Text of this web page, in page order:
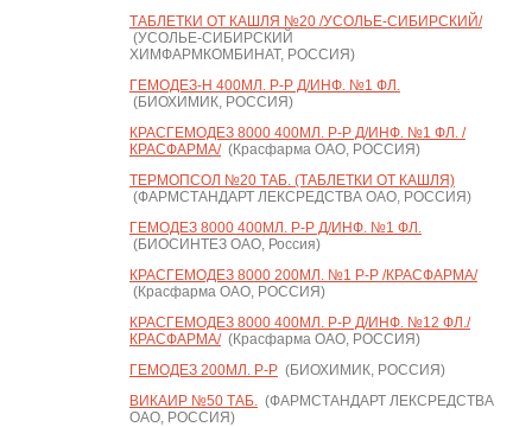
ТАБЛЕТКИ ОТ КАШЛЯ №20 /УСОЛЬЕ-СИБИРСКИЙ/
(УСОЛЬЕ-СИБИРСКИЙ
ХИМФАРМКОМБИНАТ, РОССИЯ)
ГЕМОДЕЗ-Н 400МЛ. Р-Р Д/ИНФ. №1 ФЛ.
(БИОХИМИК, РОССИЯ)
КРАСГЕМОДЕЗ 8000 400МЛ. Р-Р Д/ИНФ. №1 ФЛ. /
КРАСФАРМА/(Красфарма ОАО, РОССИЯ)
ТЕРМОПСОЛ №20 ТАБ. (ТАБЛЕТКИ ОТ КАШЛЯ)
(ФАРМСТАНДАРТ ЛЕКСРЕДСТВА ОАО, РОССИЯ)
ГЕМОДЕЗ 8000 400МЛ. Р-Р Д/ИНФ. №1 ФЛ.
(БИОСИНТЕЗ ОАО, Россия)
КРАСГЕМОДЕЗ 8000 200МЛ. №1 Р-Р /КРАСФАРМА/
(Красфарма ОАО, РОССИЯ)
КРАСГЕМОДЕЗ 8000 400МЛ. Р-Р Д/ИНФ. №12 ФЛ./
КРАСФАРМА/(Красфарма ОАО, РОССИЯ)
ГЕМОДЕЗ 200МЛ. Р-Р(БИОХИМИК, РОССИЯ)
ВИКАИР №50 ТАБ.(ФАРМСТАНДАРТ ЛЕКСРЕДСТВА
ОАО, РОССИЯ)